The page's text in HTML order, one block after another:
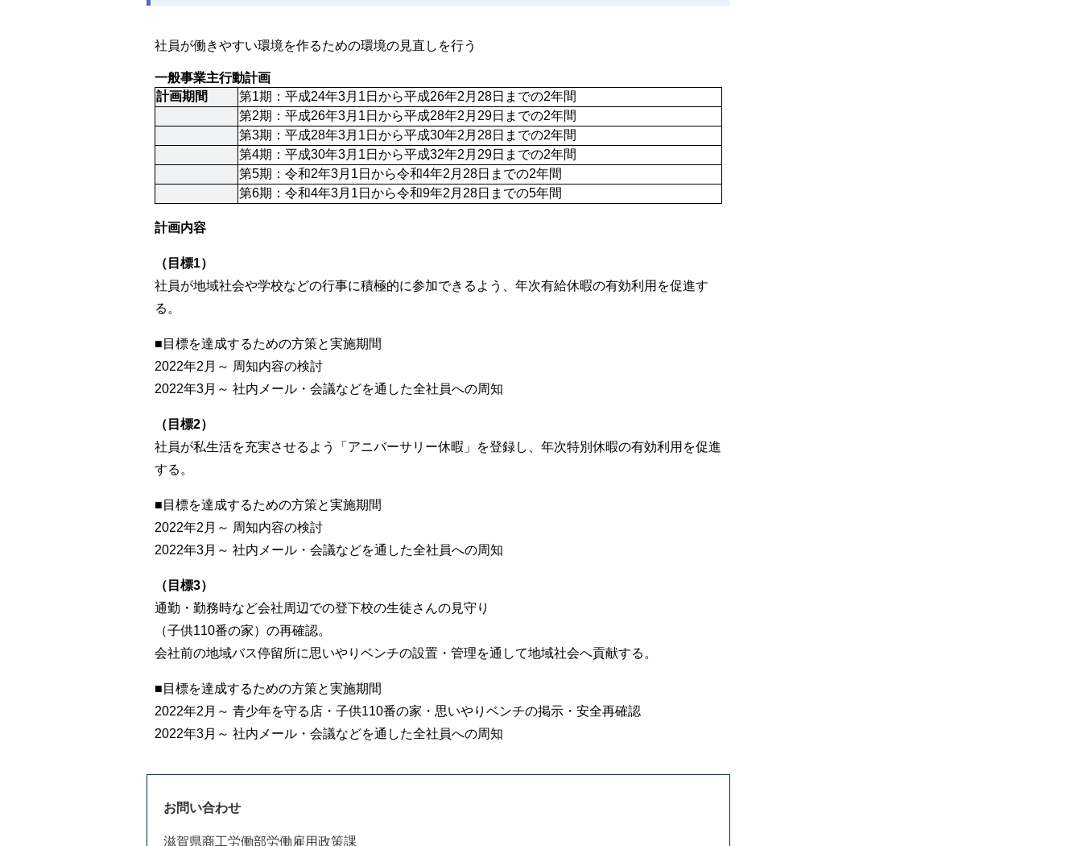
社員が働きやすい環境を作るための環境の見直しを行う
一般事業主行動計画
計画期間
第1期：平成24年3月1日から平成26年2月28日までの2年間
第2期：平成26年3月1日から平成28年2月29日までの2年間
第3期：平成28年3月1日から平成30年2月28日までの2年間
第4期：平成30年3月1日から平成32年2月29日までの2年間
第5期：令和2年3月1日から令和4年2月28日までの2年間
第6期：令和4年3月1日から令和9年2月28日までの5年間
計画内容
（目標1）
社員が地域社会や学校などの行事に積極的に参加できるよう、年次有給休暇の有効利用を促進す
る。
■目標を達成するための方策と実施期間
2022年2月～ 周知内容の検討
2022年3月～ 社内メール・会議などを通した全社員への周知
（目標2）
社員が私生活を充実させるよう「アニバーサリー休暇」を登録し、年次特別休暇の有効利用を促進
する。
■目標を達成するための方策と実施期間
2022年2月～ 周知内容の検討
2022年3月～ 社内メール・会議などを通した全社員への周知
（目標3）
通勤・勤務時など会社周辺での登下校の生徒さんの見守り
（子供110番の家）の再確認。
会社前の地域バス停留所に思いやりベンチの設置・管理を通して地域社会へ貢献する。
■目標を達成するための方策と実施期間
2022年2月～ 青少年を守る店・子供110番の家・思いやりベンチの掲示・安全再確認
2022年3月～ 社内メール・会議などを通した全社員への周知
お問い合わせ
滋賀県商工労働部労働雇用政策課